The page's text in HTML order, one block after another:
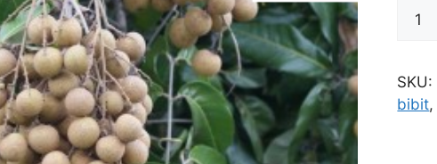
Bibit
Itoh
40cm
SKU:
bibit,